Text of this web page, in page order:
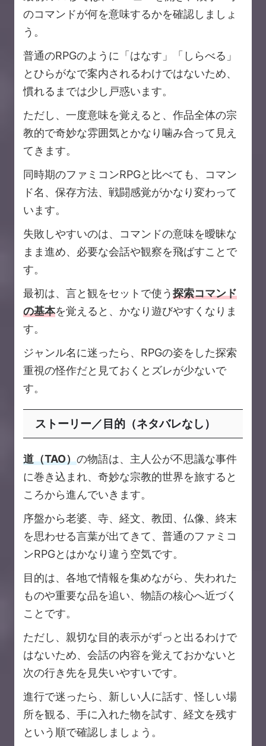
のコマンドが何を意味するかを確認しましょ
う。
普通のRPGのように「はなす」「しらべる」
とひらがなで案内されるわけではないため、
慣れるまでは少し戸惑います。
ただし、一度意味を覚えると、作品全体の宗
教的で奇妙な雰囲気とかなり噛み合って見え
てきます。
同時期のファミコンRPGと比べても、コマン
ド名、保存方法、戦闘感覚がかなり変わって
います。
失敗しやすいのは、コマンドの意味を曖昧な
まま進め、必要な会話や観察を飛ばすことで
す。
最初は、言と観をセットで使う探索コマンド
の基本を覚えると、かなり遊びやすくなりま
す。
ジャンル名に迷ったら、RPGの姿をした探索
重視の怪作だと見ておくとズレが少ないで
す。
ストーリー／目的（ネタバレなし）
道（TAO）の物語は、主人公が不思議な事件
に巻き込まれ、奇妙な宗教的世界を旅すると
ころから進んでいきます。
序盤から老婆、寺、経文、教団、仏像、終末
を思わせる言葉が出てきて、普通のファミコ
ンRPGとはかなり違う空気です。
目的は、各地で情報を集めながら、失われた
ものや重要な品を追い、物語の核心へ近づく
ことです。
ただし、親切な目的表示がずっと出るわけで
はないため、会話の内容を覚えておかないと
次の行き先を見失いやすいです。
進行で迷ったら、新しい人に話す、怪しい場
所を観る、手に入れた物を試す、経文を残す
という順で確認しましょう。